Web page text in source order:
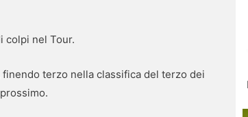
colpi nel Tour.
terzo nella classifica del terzo dei